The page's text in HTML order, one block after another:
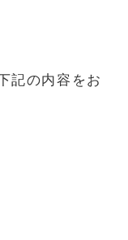
記の内容をお